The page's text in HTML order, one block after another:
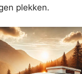
plekken.